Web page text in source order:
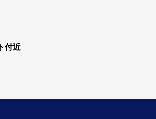
付近